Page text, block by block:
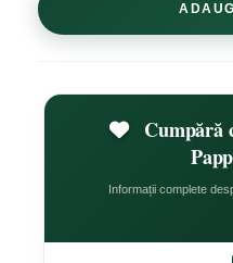
Cumpără
Informații complete